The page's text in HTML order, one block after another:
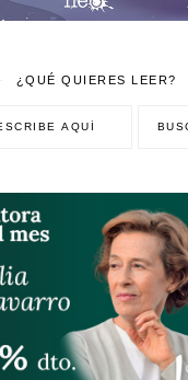
¿QUÉ QUIERES LEER?